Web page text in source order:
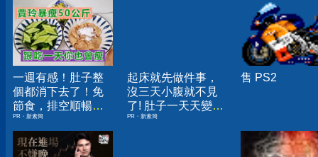
一週有感！肚子整
個都消下去了！免
節食，排空順暢就
夠
PR・新素簡
起床就先做件事，
沒三天小腹就不見
了! 肚子一天天變
小！
PR・新素簡
售 PS2